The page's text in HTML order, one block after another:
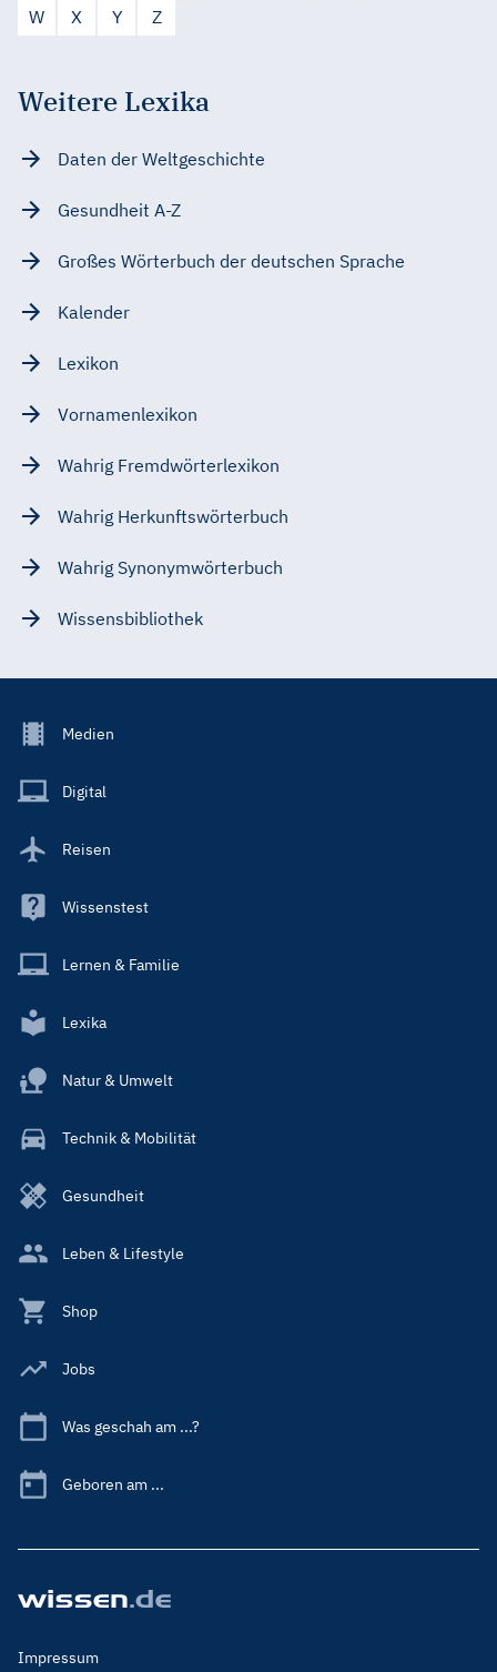
W
X Y Z
Weitere Lexika
Daten der Weltgeschichte
Gesundheit A-Z
Großes Wörterbuch der deutschen Sprache
Kalender
Lexikon
Vornamenlexikon
Wahrig Fremdwörterlexikon
Wahrig Herkunftswörterbuch
Wahrig Synonymwörterbuch
Wissensbibliothek
Footer
Main
Medien
Digital
Reisen
Wissenstest
Lernen & Familie
Lexika
Natur & Umwelt
Technik & Mobilität
Gesundheit
Leben & Lifestyle
Shop
Jobs
Was geschah am ...?
Geboren am ...
Footer
Impressum